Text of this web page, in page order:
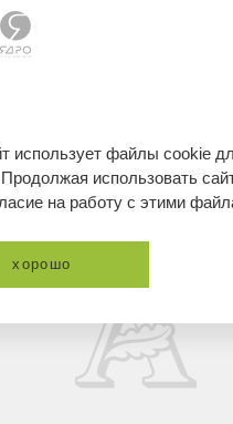
использует файлы cookie
использовать
на работу с этими
хорошо